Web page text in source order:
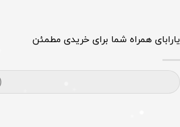
یارابای همراه شما برای خریدی مطمئن